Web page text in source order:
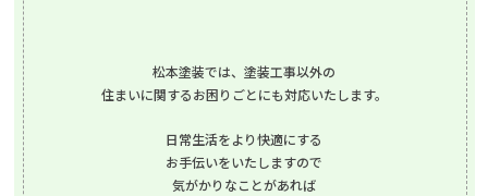
松本塗装では、塗装工事以外の
住まいに関するお困りごとにも対応いたします。
日常生活をより快適にする
お手伝いをいたしますので
気がかりなことがあれば